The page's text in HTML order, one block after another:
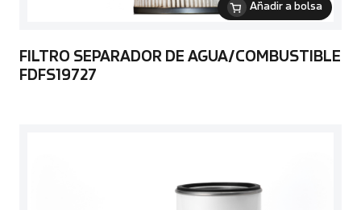
Añadir a bolsa
FILTRO SEPARADOR DE AGUA/COMBUSTIBLE
FDFS19727